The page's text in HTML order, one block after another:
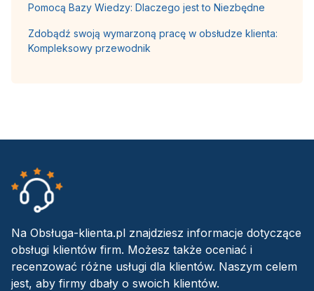
Pomocą Bazy Wiedzy: Dlaczego jest to Niezbędne
Zdobądź swoją wymarzoną pracę w obsłudze klienta:
Kompleksowy przewodnik
Na Obsługa-klienta.pl znajdziesz informacje dotyczące
obsługi klientów firm. Możesz także oceniać i
recenzować różne usługi dla klientów. Naszym celem
jest, aby firmy dbały o swoich klientów.